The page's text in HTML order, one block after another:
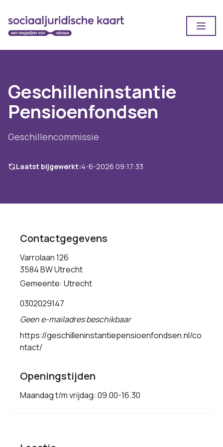
Geschilleninstantie
Pensioenfondsen
Geschillencommissie
Laatst bijgewerkt:4-6-2026 09:17:33
Contactgegevens
Varrolaan 126
3584 BW Utrecht
Gemeente: Utrecht
0302029147
Geen e-mailadres beschikbaar
https://geschilleninstantiepensioenfondsen.nl/co
ntact/
Openingstijden
Maandag t/m vrijdag: 09.00-16.30